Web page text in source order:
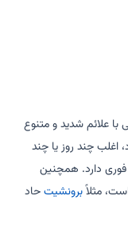
با علائم شدید و متنوع
اغلب چند روز یا چند
دارد. همچنین
مثلاًبرونشیتحاد